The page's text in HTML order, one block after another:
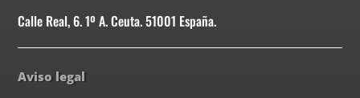
Calle Real, 6. 1º A. Ceuta. 51001 España.
Aviso legal